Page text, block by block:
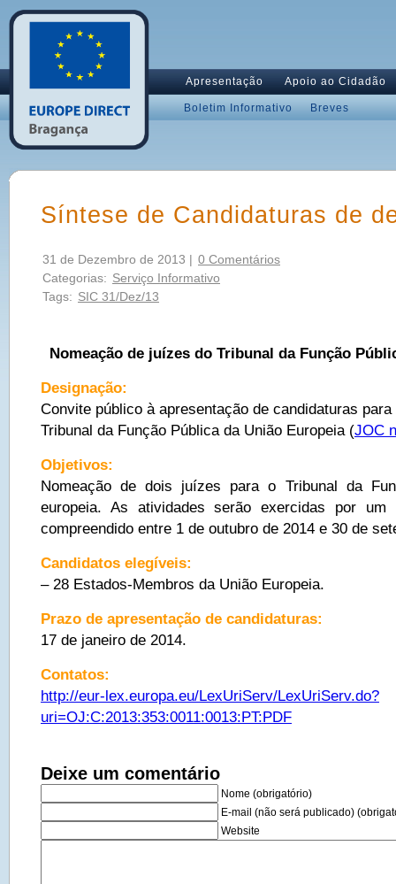
Apresentação Apoio ao Cidadão
Boletim Informativo Breves
Síntese de Candidaturas de
31 de Dezembro de 2013 | 0 Comentários
Categorias: Serviço Informativo
Tags: SIC 31/Dez/13
Nomeação de juízes do Tribunal da Função
Designação:
Convite público à apresentação de candidaturas
Tribunal da Função Pública da União Europeia (JOC
Objetivos:
Nomeação de dois juízes para o Tribunal da
europeia. As atividades serão exercidas por
compreendido entre 1 de outubro de 2014 e 30 de
Candidatos elegíveis:
– 28 Estados-Membros da União Europeia.
Prazo de apresentação de candidaturas:
17 de janeiro de 2014.
Contatos:
http://eur-lex.europa.eu/LexUriServ/LexUriServ.do?
uri=OJ:C:2013:353:0011:0013:PT:PDF
Deixe um comentário
Nome (obrigatório)
E-mail (não será publicado)
Website